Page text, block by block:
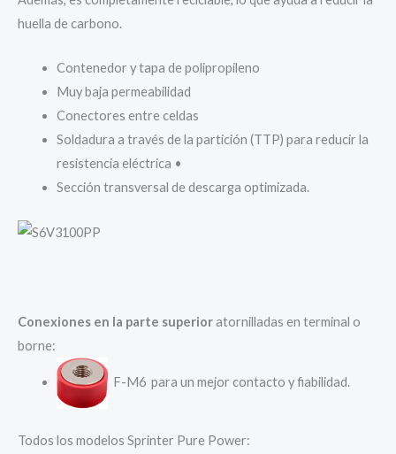
huella de carbono.
Contenedor y tapa de polipropileno
Muy baja permeabilidad
Conectores entre celdas
Soldadura a través de la partición (TTP) para reducir la
resistencia eléctrica •
Sección transversal de descarga optimizada.
Conexiones en la parte superioratornilladas en terminal o
borne:
F-M6 para un mejor contacto y fiabilidad.
Todos los modelos Sprinter Pure Power: